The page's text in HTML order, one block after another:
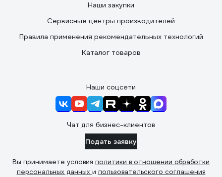
Наши закупки
Сервисные центры производителей
Правила применения рекомендательных технологий
Каталог товаров
Наши соцсети
Чат для бизнес-клиентов
Подать заявку
Вы принимаете условия политики в отношении обработки
персональных данных и пользовательского соглашения